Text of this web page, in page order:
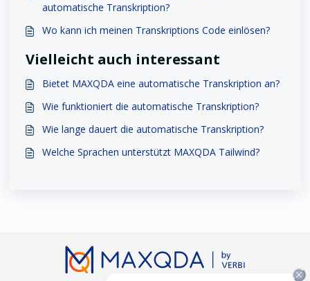
automatische Transkription?
Wo kann ich meinen Transkriptions Code einlösen?
Vielleicht auch interessant
Bietet MAXQDA eine automatische Transkription an?
Wie funktioniert die automatische Transkription?
Wie lange dauert die automatische Transkription?
Welche Sprachen unterstützt MAXQDA Tailwind?